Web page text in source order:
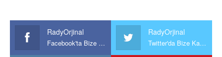
RadyOrjinal
Facebook'ta Bize Katılın
RadyOrjinal
Twitter'da Bize Katılın